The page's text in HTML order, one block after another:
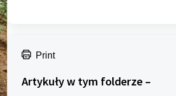
Print
Artykuły w tym folderze –